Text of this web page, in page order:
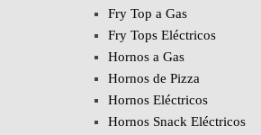
Fry Top a Gas
Fry Tops Eléctricos
Hornos a Gas
Hornos de Pizza
Hornos Eléctricos
Hornos Snack Eléctricos